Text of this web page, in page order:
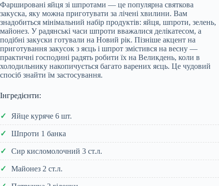
Фаршировані яйця зі шпротами — це популярна святкова
закуска, яку можна приготувати за лічені хвилини. Вам
знадобиться мінімальний набір продуктів: яйця, шпроти, зелень,
майонез. У радянські часи шпроти вважалися делікатесом, а
подібні закуски готували на Новий рік. Пізніше акцент на
приготування закусок з яєць і шпрот змістився на весну —
практичні господині радять робити їх на Великдень, коли в
холодильнику накопичується багато варених яєць. Це чудовий
спосіб знайти їм застосування.
Інгредієнти:
Яйце куряче 6 шт.
Шпроти 1 банка
Сир кисломолочний 3 ст.л.
Майонез 2 ст.л.